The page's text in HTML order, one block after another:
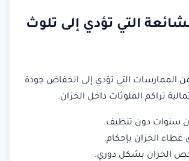
التي تؤدي إلى تلوث
الممارسات التي تؤدي إلى انخفاض جودة
تراكم الملوثات داخل الخزان.
سنوات دون تنظيف.
غطاء الخزان بإحكام.
الخزان بشكل دوري.